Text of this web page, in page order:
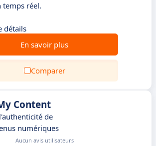
réel.
détails
En savoir plus
Comparer
Content
de
numériques
Aucun avis utilisateurs